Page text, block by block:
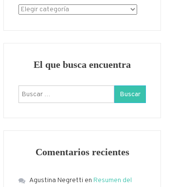
Categorías
El que busca encuentra
Buscar:
Comentarios recientes
Agustina Negretti en Resumen del